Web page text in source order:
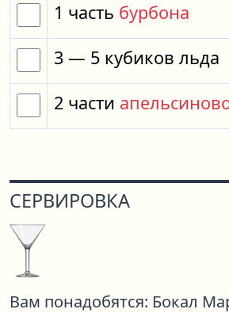
1 часть бурбона
3 — 5 кубиков льда
2 части
СЕРВИРОВКА
Вам понадобятся: Бокал